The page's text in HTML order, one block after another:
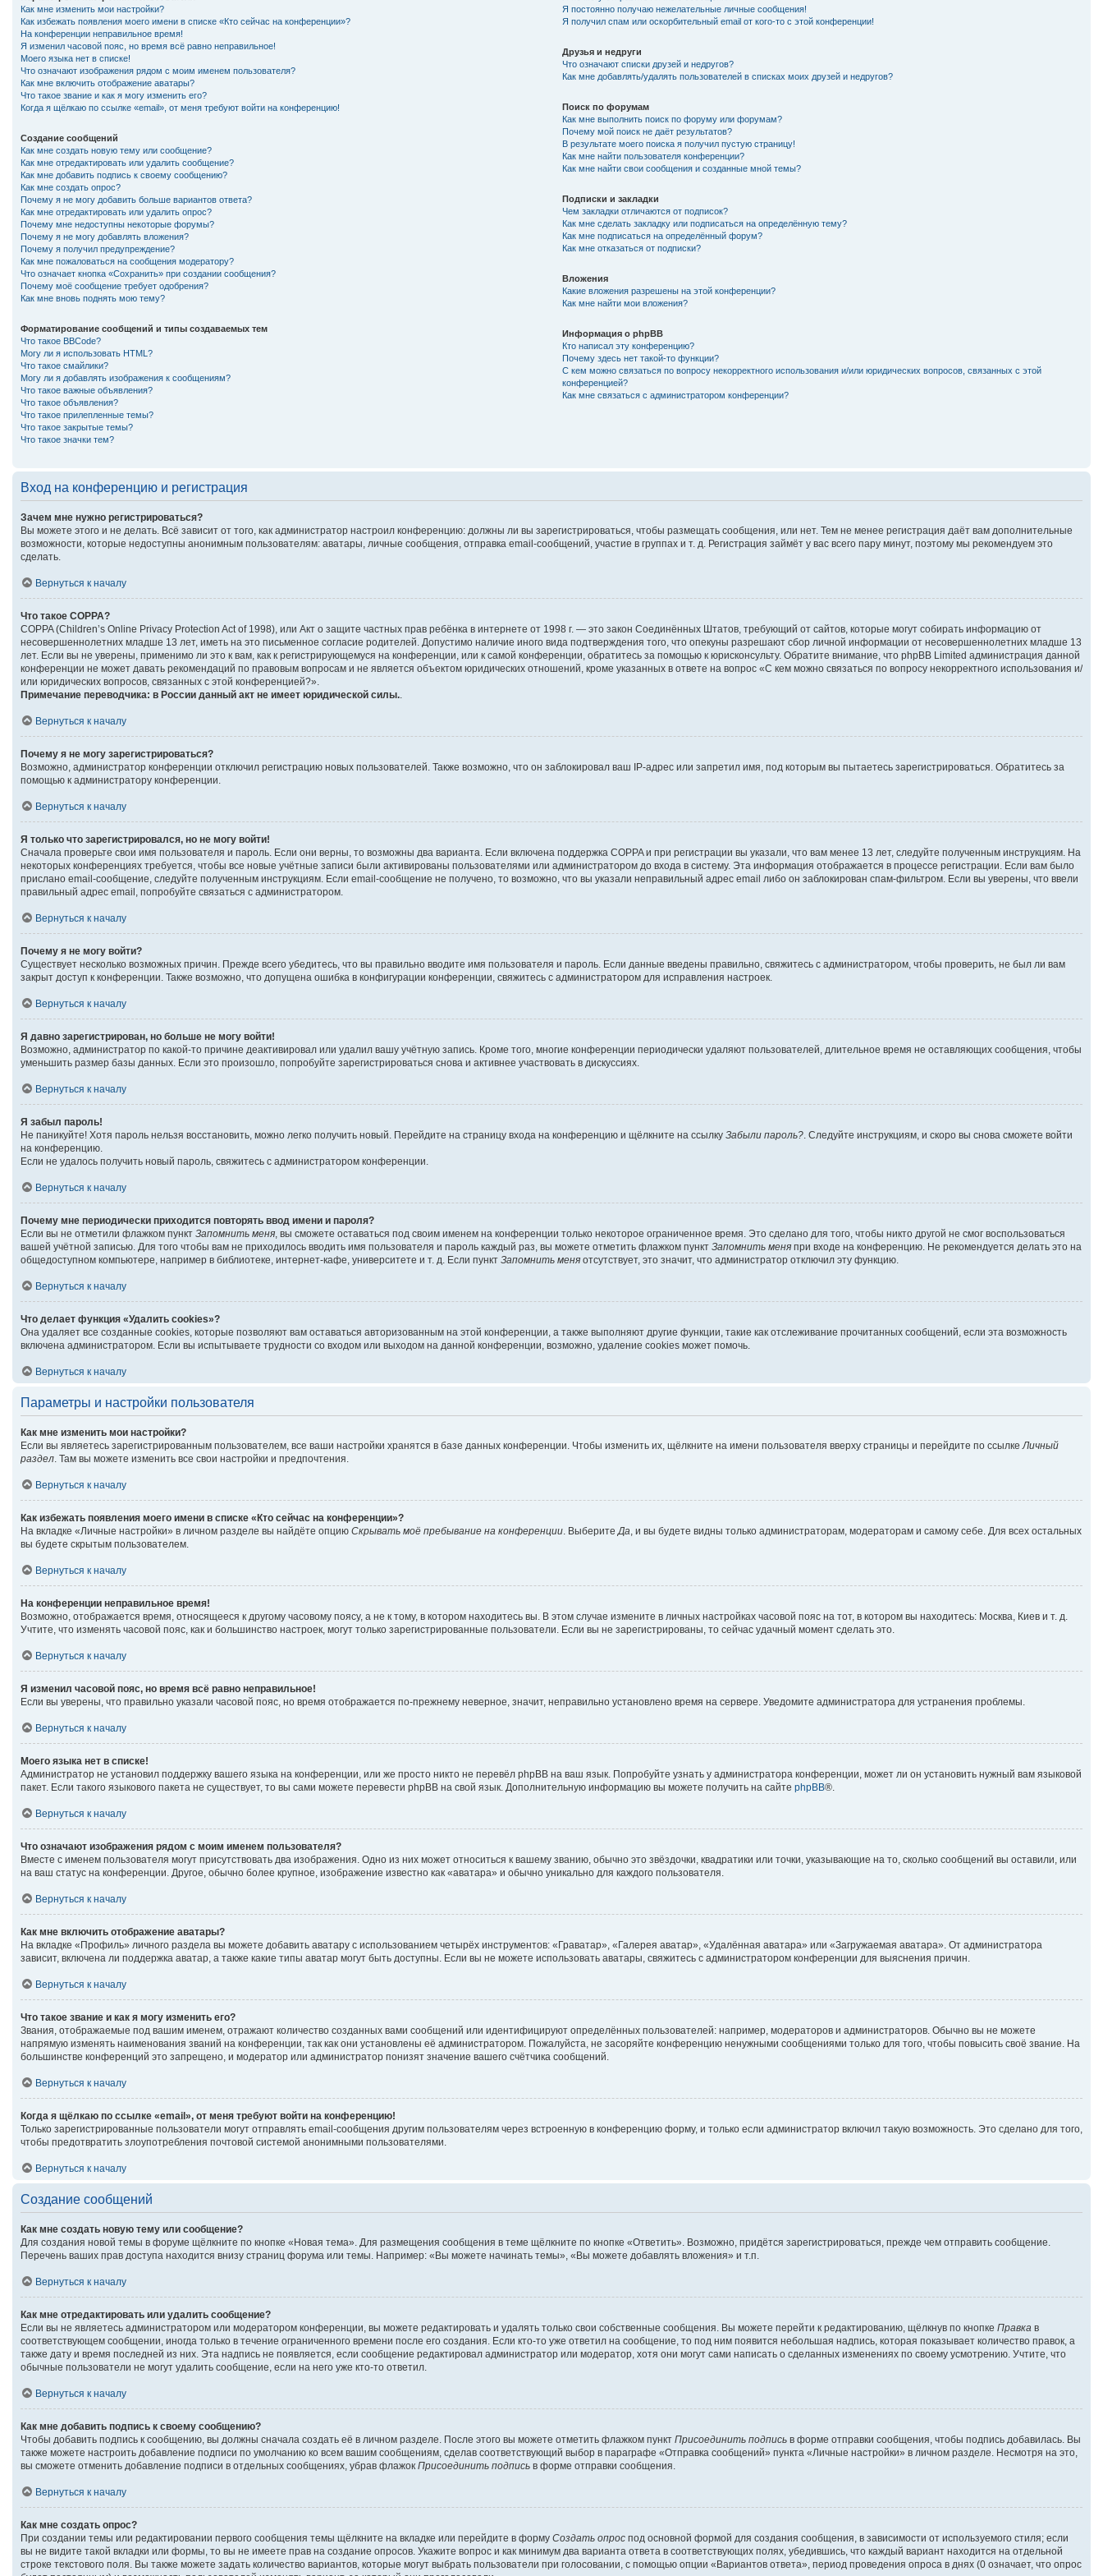
Как мне изменить мои настройки?
Как избежать появления моего имени в списке «Кто сейчас на конференции»?
На конференции неправильное время!
Я изменил часовой пояс, но время всё равно неправильное!
Моего языка нет в списке!
Что означают изображения рядом с моим именем пользователя?
Как мне включить отображение аватары?
Что такое звание и как я могу изменить его?
Когда я щёлкаю по ссылке «email», от меня требуют войти на конференцию!
Создание сообщений
Как мне создать новую тему или сообщение?
Как мне отредактировать или удалить сообщение?
Как мне добавить подпись к своему сообщению?
Как мне создать опрос?
Почему я не могу добавить больше вариантов ответа?
Как мне отредактировать или удалить опрос?
Почему мне недоступны некоторые форумы?
Почему я не могу добавлять вложения?
Почему я получил предупреждение?
Как мне пожаловаться на сообщения модератору?
Что означает кнопка «Сохранить» при создании сообщения?
Почему моё сообщение требует одобрения?
Как мне вновь поднять мою тему?
Форматирование сообщений и типы создаваемых тем
Что такое BBCode?
Могу ли я использовать HTML?
Что такое смайлики?
Могу ли я добавлять изображения к сообщениям?
Что такое важные объявления?
Что такое объявления?
Что такое прилепленные темы?
Что такое закрытые темы?
Что такое значки тем?
Я постоянно получаю нежелательные личные сообщения!
Я получил спам или оскорбительный email от кого-то с этой конференции!
Друзья и недруги
Что означают списки друзей и недругов?
Как мне добавлять/удалять пользователей в списках моих друзей и недругов?
Поиск по форумам
Как мне выполнить поиск по форуму или форумам?
Почему мой поиск не даёт результатов?
В результате моего поиска я получил пустую страницу!
Как мне найти пользователя конференции?
Как мне найти свои сообщения и созданные мной темы?
Подписки и закладки
Чем закладки отличаются от подписок?
Как мне сделать закладку или подписаться на определённую тему?
Как мне подписаться на определённый форум?
Как мне отказаться от подписки?
Вложения
Какие вложения разрешены на этой конференции?
Как мне найти мои вложения?
Информация о phpBB
Кто написал эту конференцию?
Почему здесь нет такой-то функции?
С кем можно связаться по вопросу некорректного использования и/или юридических вопросов, связанных с этой
конференцией?
Как мне связаться с администратором конференции?
Вход на конференцию и регистрация
Зачем мне нужно регистрироваться?
Вы можете этого и не делать. Всё зависит от того, как администратор настроил конференцию: должны ли вы зарегистрироваться, чтобы размещать сообщения, или нет. Тем не менее регистрация даёт вам дополнительные
возможности, которые недоступны анонимным пользователям: аватары, личные сообщения, отправка email-сообщений, участие в группах и т. д. Регистрация займёт у вас всего пару минут, поэтому мы рекомендуем это
сделать.
Вернуться к началу
Что такое COPPA?
COPPA (Children’s Online Privacy Protection Act of 1998), или Акт о защите частных прав ребёнка в интернете от 1998 г. — это закон Соединённых Штатов, требующий от сайтов, которые могут собирать информацию от
несовершеннолетних младше 13 лет, иметь на это письменное согласие родителей. Допустимо наличие иного вида подтверждения того, что опекуны разрешают сбор личной информации от несовершеннолетних младше 13
лет. Если вы не уверены, применимо ли это к вам, как к регистрирующемуся на конференции, или к самой конференции, обратитесь за помощью к юрисконсульту. Обратите внимание, что phpBB Limited администрация данной
конференции не может давать рекомендаций по правовым вопросам и не является объектом юридических отношений, кроме указанных в ответе на вопрос «С кем можно связаться по вопросу некорректного использования и/
или юридических вопросов, связанных с этой конференцией?».
Примечание переводчика: в России данный акт не имеет юридической силы..
Вернуться к началу
Почему я не могу зарегистрироваться?
Возможно, администратор конференции отключил регистрацию новых пользователей. Также возможно, что он заблокировал ваш IP-адрес или запретил имя, под которым вы пытаетесь зарегистрироваться. Обратитесь за
помощью к администратору конференции.
Вернуться к началу
Я только что зарегистрировался, но не могу войти!
Сначала проверьте свои имя пользователя и пароль. Если они верны, то возможны два варианта. Если включена поддержка COPPA и при регистрации вы указали, что вам менее 13 лет, следуйте полученным инструкциям. На
некоторых конференциях требуется, чтобы все новые учётные записи были активированы пользователями или администратором до входа в систему. Эта информация отображается в процессе регистрации. Если вам было
прислано email-сообщение, следуйте полученным инструкциям. Если email-сообщение не получено, то возможно, что вы указали неправильный адрес email либо он заблокирован спам-фильтром. Если вы уверены, что ввели
правильный адрес email, попробуйте связаться с администратором.
Вернуться к началу
Почему я не могу войти?
Существует несколько возможных причин. Прежде всего убедитесь, что вы правильно вводите имя пользователя и пароль. Если данные введены правильно, свяжитесь с администратором, чтобы проверить, не был ли вам
закрыт доступ к конференции. Также возможно, что допущена ошибка в конфигурации конференции, свяжитесь с администратором для исправления настроек.
Вернуться к началу
Я давно зарегистрирован, но больше не могу войти!
Возможно, администратор по какой-то причине деактивировал или удалил вашу учётную запись. Кроме того, многие конференции периодически удаляют пользователей, длительное время не оставляющих сообщения, чтобы
уменьшить размер базы данных. Если это произошло, попробуйте зарегистрироваться снова и активнее участвовать в дискуссиях.
Вернуться к началу
Я забыл пароль!
Не паникуйте! Хотя пароль нельзя восстановить, можно легко получить новый. Перейдите на страницу входа на конференцию и щёлкните на ссылку Забыли пароль?. Следуйте инструкциям, и скоро вы снова сможете войти
на конференцию.
Если не удалось получить новый пароль, свяжитесь с администратором конференции.
Вернуться к началу
Почему мне периодически приходится повторять ввод имени и пароля?
Если вы не отметили флажком пункт Запомнить меня, вы сможете оставаться под своим именем на конференции только некоторое ограниченное время. Это сделано для того, чтобы никто другой не смог воспользоваться
вашей учётной записью. Для того чтобы вам не приходилось вводить имя пользователя и пароль каждый раз, вы можете отметить флажком пункт Запомнить меня при входе на конференцию. Не рекомендуется делать это на
общедоступном компьютере, например в библиотеке, интернет-кафе, университете и т. д. Если пункт Запомнить меня отсутствует, это значит, что администратор отключил эту функцию.
Вернуться к началу
Что делает функция «Удалить cookies»?
Она удаляет все созданные cookies, которые позволяют вам оставаться авторизованным на этой конференции, а также выполняют другие функции, такие как отслеживание прочитанных сообщений, если эта возможность
включена администратором. Если вы испытываете трудности со входом или выходом на данной конференции, возможно, удаление cookies может помочь.
Вернуться к началу
Параметры и настройки пользователя
Как мне изменить мои настройки?
Если вы являетесь зарегистрированным пользователем, все ваши настройки хранятся в базе данных конференции. Чтобы изменить их, щёлкните на имени пользователя вверху страницы и перейдите по ссылкеЛичный
раздел. Там вы можете изменить все свои настройки и предпочтения.
Вернуться к началу
Как избежать появления моего имени в списке «Кто сейчас на конференции»?
На вкладке «Личные настройки» в личном разделе вы найдёте опцию Скрывать моё пребывание на конференции. ВыберитеДа, и вы будете видны только администраторам, модераторам и самому себе. Для всех остальных
вы будете скрытым пользователем.
Вернуться к началу
На конференции неправильное время!
Возможно, отображается время, относящееся к другому часовому поясу, а не к тому, в котором находитесь вы. В этом случае измените в личных настройках часовой пояс на тот, в котором вы находитесь: Москва, Киев и т. д.
Учтите, что изменять часовой пояс, как и большинство настроек, могут только зарегистрированные пользователи. Если вы не зарегистрированы, то сейчас удачный момент сделать это.
Вернуться к началу
Я изменил часовой пояс, но время всё равно неправильное!
Если вы уверены, что правильно указали часовой пояс, но время отображается по-прежнему неверное, значит, неправильно установлено время на сервере. Уведомите администратора для устранения проблемы.
Вернуться к началу
Моего языка нет в списке!
Администратор не установил поддержку вашего языка на конференции, или же просто никто не перевёл phpBB на ваш язык. Попробуйте узнать у администратора конференции, может ли он установить нужный вам языковой
пакет. Если такого языкового пакета не существует, то вы сами можете перевести phpBB на свой язык. Дополнительную информацию вы можете получить на сайте phpBB®.
Вернуться к началу
Что означают изображения рядом с моим именем пользователя?
Вместе с именем пользователя могут присутствовать два изображения. Одно из них может относиться к вашему званию, обычно это звёздочки, квадратики или точки, указывающие на то, сколько сообщений вы оставили, или
на ваш статус на конференции. Другое, обычно более крупное, изображение известно как «аватара» и обычно уникально для каждого пользователя.
Вернуться к началу
Как мне включить отображение аватары?
На вкладке «Профиль» личного раздела вы можете добавить аватару с использованием четырёх инструментов: «Граватар», «Галерея аватар», «Удалённая аватара» или «Загружаемая аватара». От администратора
зависит, включена ли поддержка аватар, а также какие типы аватар могут быть доступны. Если вы не можете использовать аватары, свяжитесь с администратором конференции для выяснения причин.
Вернуться к началу
Что такое звание и как я могу изменить его?
Звания, отображаемые под вашим именем, отражают количество созданных вами сообщений или идентифицируют определённых пользователей: например, модераторов и администраторов. Обычно вы не можете
напрямую изменять наименования званий на конференции, так как они установлены её администратором. Пожалуйста, не засоряйте конференцию ненужными сообщениями только для того, чтобы повысить своё звание. На
большинстве конференций это запрещено, и модератор или администратор понизят значение вашего счётчика сообщений.
Вернуться к началу
Когда я щёлкаю по ссылке «email», от меня требуют войти на конференцию!
Только зарегистрированные пользователи могут отправлять email-сообщения другим пользователям через встроенную в конференцию форму, и только если администратор включил такую возможность. Это сделано для того,
чтобы предотвратить злоупотребления почтовой системой анонимными пользователями.
Вернуться к началу
Создание сообщений
Как мне создать новую тему или сообщение?
Для создания новой темы в форуме щёлкните по кнопке «Новая тема». Для размещения сообщения в теме щёлкните по кнопке «Ответить». Возможно, придётся зарегистрироваться, прежде чем отправить сообщение.
Перечень ваших прав доступа находится внизу страниц форума или темы. Например: «Вы можете начинать темы», «Вы можете добавлять вложения» и т.п.
Вернуться к началу
Как мне отредактировать или удалить сообщение?
Если вы не являетесь администратором или модератором конференции, вы можете редактировать и удалять только свои собственные сообщения. Вы можете перейти к редактированию, щёлкнув по кнопке Правка в
соответствующем сообщении, иногда только в течение ограниченного времени после его создания. Если кто-то уже ответил на сообщение, то под ним появится небольшая надпись, которая показывает количество правок, а
также дату и время последней из них. Эта надпись не появляется, если сообщение редактировал администратор или модератор, хотя они могут сами написать о сделанных изменениях по своему усмотрению. Учтите, что
обычные пользователи не могут удалить сообщение, если на него уже кто-то ответил.
Вернуться к началу
Как мне добавить подпись к своему сообщению?
Чтобы добавить подпись к сообщению, вы должны сначала создать её в личном разделе. После этого вы можете отметить флажком пункт Присоединить подпись в форме отправки сообщения, чтобы подпись добавилась. Вы
также можете настроить добавление подписи по умолчанию ко всем вашим сообщениям, сделав соответствующий выбор в параграфе «Отправка сообщений» пункта «Личные настройки» в личном разделе. Несмотря на это,
вы сможете отменить добавление подписи в отдельных сообщениях, убрав флажок Присоединить подпись в форме отправки сообщения.
Вернуться к началу
Как мне создать опрос?
При создании темы или редактировании первого сообщения темы щёлкните на вкладке или перейдите в форму Создать опрос под основной формой для создания сообщения, в зависимости от используемого стиля; если
вы не видите такой вкладки или формы, то вы не имеете прав на создание опросов. Укажите вопрос и как минимум два варианта ответа в соответствующих полях, убедившись, что каждый вариант находится на отдельной
строке текстового поля. Вы также можете задать количество вариантов, которые могут выбрать пользователи при голосовании, с помощью опции «Вариантов ответа», период проведения опроса в днях (0 означает, что опрос